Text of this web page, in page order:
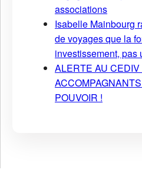
associations
Isabelle Mainbourg
de voyages que la
investissement, pas
ALERTE AU CEDIV
POUVOIR !